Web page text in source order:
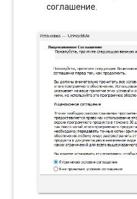
соглашение.